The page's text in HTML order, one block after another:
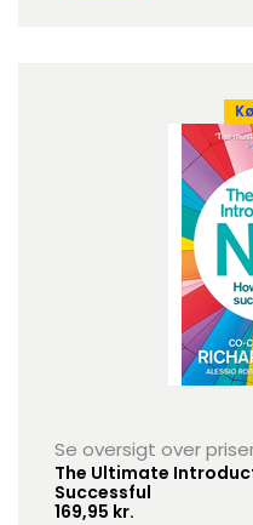
Se oversigt over
The Ultimate
Successful
169,95 kr.